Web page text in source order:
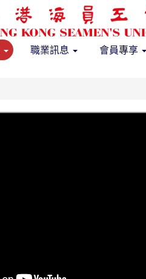
職業訊息 會員專享